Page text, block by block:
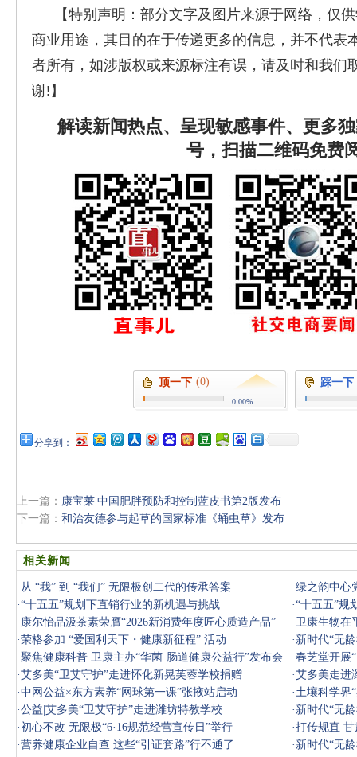
【特别声明：部分文字及图片来源于网络，仅
商业用途，其目的在于传递更多的信息，并不代表
者所有，如涉版权或来源标注有误，请及时和我们
谢!】
解读新闻热点、呈现敏感事件、更多
号，扫描二维码免费
顶一下 (0)
0.00%
踩一下
分享到：
上一篇： 康宝莱|中国肥胖预防和控制蓝皮书第2版发布
下一篇： 和治友德参与起草的国家标准《蛹虫草》发布
相关新闻
· 从 “我” 到 “我们” 无限极创二代的传承答案 ·绿之韵中心
·“十五五”规划下直销行业的新机遇与挑战 ·“十五五”规
· 康尔怡品汲茶素荣膺“2026新消费年度匠心质造产品” ·卫康生物在
·荣格参加 “爱国利天下・健康新征程” 活动 · 新时代“无
·聚焦健康科普 卫康主办“华菌·肠道健康公益行”发布会 ·春芝堂开展
·艾多美“卫艾守护”走进怀化新晃芙蓉学校捐赠 ·艾多美走进
·中网公益×东方素养“网球第一课”张掖站启动 ·土壤科学界
·公益|艾多美“卫艾守护”走进潍坊特教学校 · 新时代“无
·初心不改 无限极“6·16规范经营宣传日”举行 ·打传规直 甘
·营养健康企业自查 这些“引证套路”行不通了 · 新时代“无